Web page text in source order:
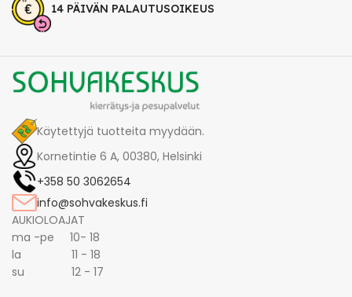
14 PÄIVÄN PALAUTUSOIKEUS
Käytettyjä tuotteita myydään.
Kornetintie 6 A, 00380, Helsinki
+358 50 3062654
info@sohvakeskus.fi
AUKIOLOAJAT
ma -pe 10- 18
la 11 - 18
su 12 - 17